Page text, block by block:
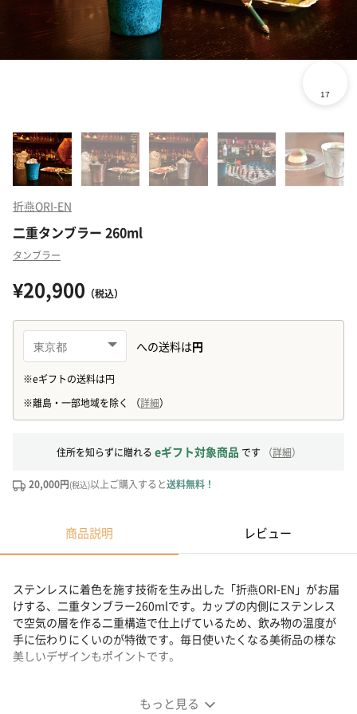
折燕ORI-EN
二重タンブラー 260ml
タンブラー
¥20,900 （税込）
住所を知らずに贈れる eギフト対象商品 です （詳細）
20,000円(税込)以上ご購入すると送料無料！
商品説明 レビュー
もっと見る
ステンレスに着色を施す技術を生み出した「折燕ORI-EN」がお届
けする、二重タンブラー260mlです。カップの内側にステンレス
で空気の層を作る二重構造で仕上げているため、飲み物の温度が
手に伝わりにくいのが特徴です。毎日使いたくなる美術品の様な
美しいデザインもポイントです。
ステンレス製の2重構造タンブラー